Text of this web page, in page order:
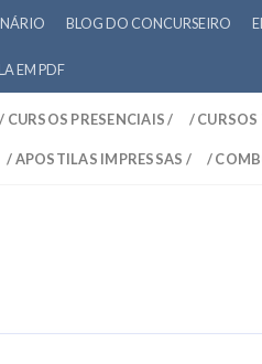
BLOG DO CONCURSEIRO
EM PDF
/ CURSOS PRESENCIAIS / / CURSOS
/ APOSTILAS IMPRESSAS / /